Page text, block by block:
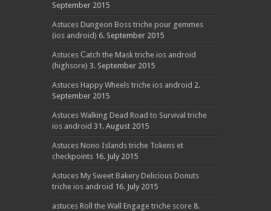
September 2015
Astuces Dungeon Boss triche pour gemmes
(ios android) 6. September 2015
Astuces Сatch the Mask triche ios android
(highsore) 3. September 2015
Astuces Happy Wheels triche ios android 2.
September 2015
Astuces Walking Dead Road to Survival triche
ios android 31. August 2015
Astuces Nono Islands triche Tokens et
checkpoints 16. July 2015
Astuces My Sweet Bakery Delicious Donuts
triche ios android 16. July 2015
astuces Roll the Wall Engage triche score 8.